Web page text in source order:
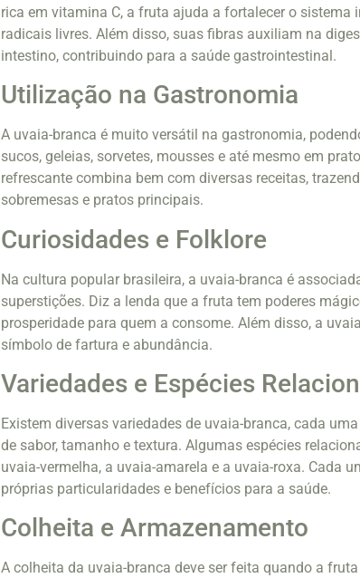
rica em vitamina C, a fruta ajuda a fortalecer o sistema
radicais livres. Além disso, suas fibras auxiliam na
intestino, contribuindo para a saúde gastrointestinal.
Utilização na Gastronomia
A uvaia-branca é muito versátil na gastronomia,
sucos, geleias, sorvetes, mousses e até mesmo em
refrescante combina bem com diversas receitas,
sobremesas e pratos principais.
Curiosidades e Folklore
Na cultura popular brasileira, a uvaia-branca é
superstições. Diz a lenda que a fruta tem poderes
prosperidade para quem a consome. Além disso, a
símbolo de fartura e abundância.
Variedades e Espécies
Existem diversas variedades de uvaia-branca, cada
de sabor, tamanho e textura. Algumas espécies
uvaia-vermelha, a uvaia-amarela e a uvaia-roxa. Cada
próprias particularidades e benefícios para a saúde.
Colheita e Armazenamento
A colheita da uvaia-branca deve ser feita quando a